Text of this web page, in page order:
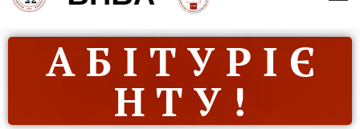
А Б І Т У Р І Є
Н Т У !